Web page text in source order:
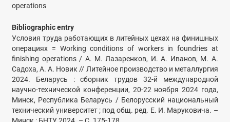
operations
Bibliographic entry
Условия труда работающих в литейных цехах на финишных
операциях = Working conditions of workers in foundries at
finishing operations / А. М. Лазаренков, И. А. Иванов, М. А.
Садоха, А. А. Новик // Литейное производство и металлургия
2024. Беларусь : сборник трудов 32-й международной
научно-технической конференции, 20-22 ноября 2024 года,
Минск, Республика Беларусь / Белорусский национальный
технический университет ; под общ. ред. Е. И. Маруковича. –